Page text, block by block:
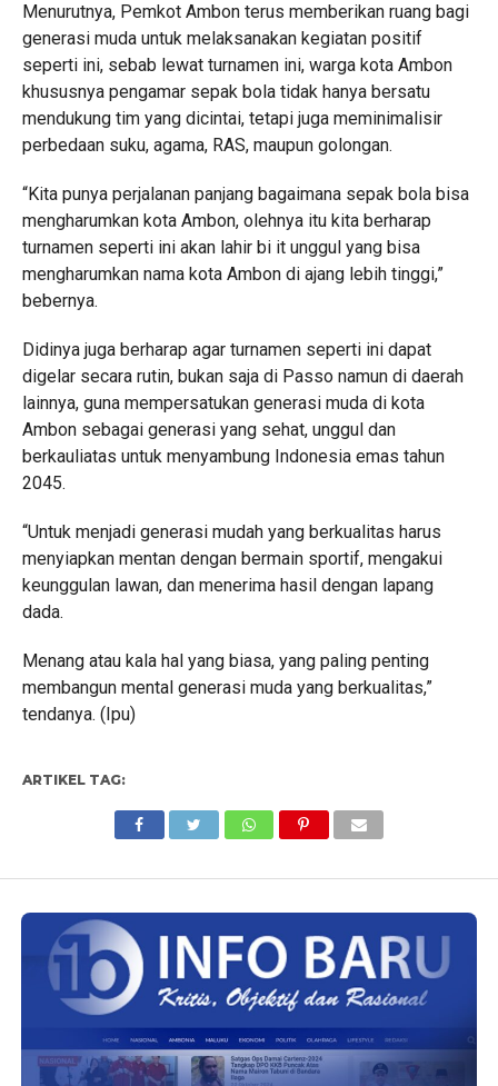
Menurutnya, Pemkot Ambon terus memberikan ruang bagi
generasi muda untuk melaksanakan kegiatan positif
seperti ini, sebab lewat turnamen ini, warga kota Ambon
khususnya pengamar sepak bola tidak hanya bersatu
mendukung tim yang dicintai, tetapi juga meminimalisir
perbedaan suku, agama, RAS, maupun golongan.
“Kita punya perjalanan panjang bagaimana sepak bola bisa
mengharumkan kota Ambon, olehnya itu kita berharap
turnamen seperti ini akan lahir bi it unggul yang bisa
mengharumkan nama kota Ambon di ajang lebih tinggi,”
bebernya.
Didinya juga berharap agar turnamen seperti ini dapat
digelar secara rutin, bukan saja di Passo namun di daerah
lainnya, guna mempersatukan generasi muda di kota
Ambon sebagai generasi yang sehat, unggul dan
berkauliatas untuk menyambung Indonesia emas tahun
2045.
“Untuk menjadi generasi mudah yang berkualitas harus
menyiapkan mentan dengan bermain sportif, mengakui
keunggulan lawan, dan menerima hasil dengan lapang
dada.
Menang atau kala hal yang biasa, yang paling penting
membangun mental generasi muda yang berkualitas,”
tendanya. (Ipu)
ARTIKEL TAG: